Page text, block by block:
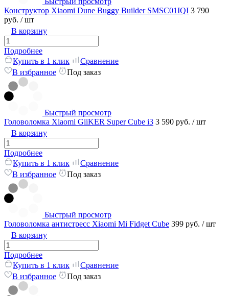
Конструктор Xiaomi Dune Buggy Builder SMSC01IQI 3 790
руб. / шт
В корзину
Подробнее
Купить в 1 клик
Сравнение
В избранное
Под заказ
Быстрый просмотр
Головоломка Xiaomi GiiKER Super Cube i3 3 590 руб. / шт
В корзину
Подробнее
Купить в 1 клик
Сравнение
В избранное
Под заказ
Быстрый просмотр
Головоломка антистресс Xiaomi Mi Fidget Cube 399 руб. / шт
В корзину
Подробнее
Купить в 1 клик
Сравнение
В избранное
Под заказ